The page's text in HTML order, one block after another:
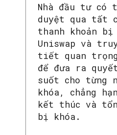
Nhà đầu tư có
duyệt qua tất
thanh khoản
Uniswap và
tiết quan
để đưa ra
suốt cho từng
khóa, chẳng
kết thúc và
bị khóa.